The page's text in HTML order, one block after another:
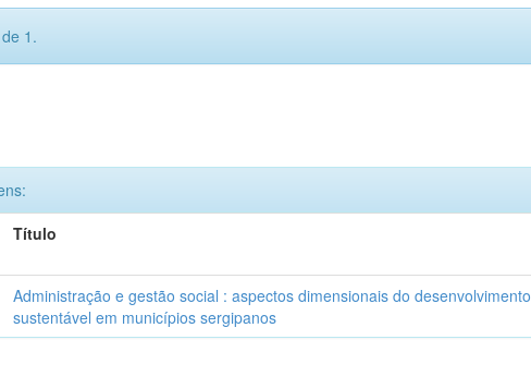
1.
Título
Administração e gestão social : aspectos dimensionais do desenvolvimento
sustentável em municípios sergipanos